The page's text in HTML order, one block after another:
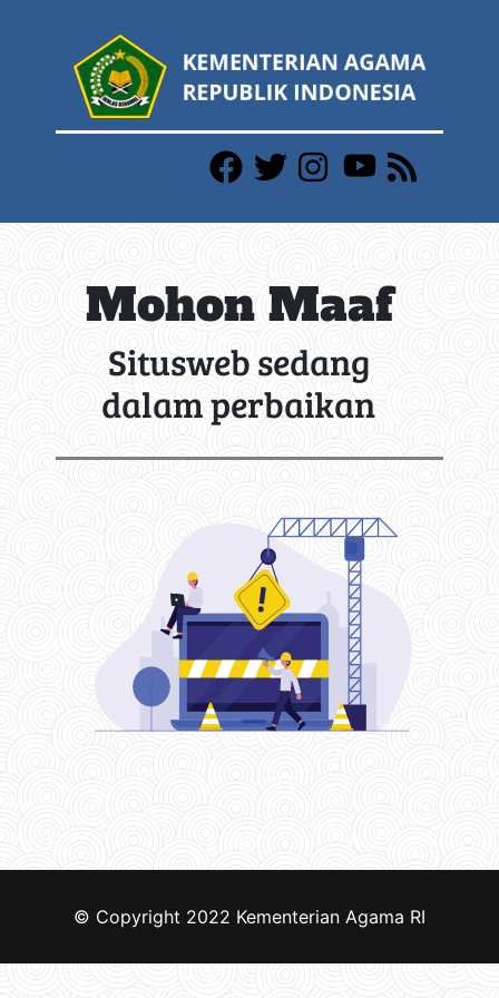
Mohon Maaf
Situsweb sedang
dalam perbaikan
© Copyright 2022 Kementerian Agama RI